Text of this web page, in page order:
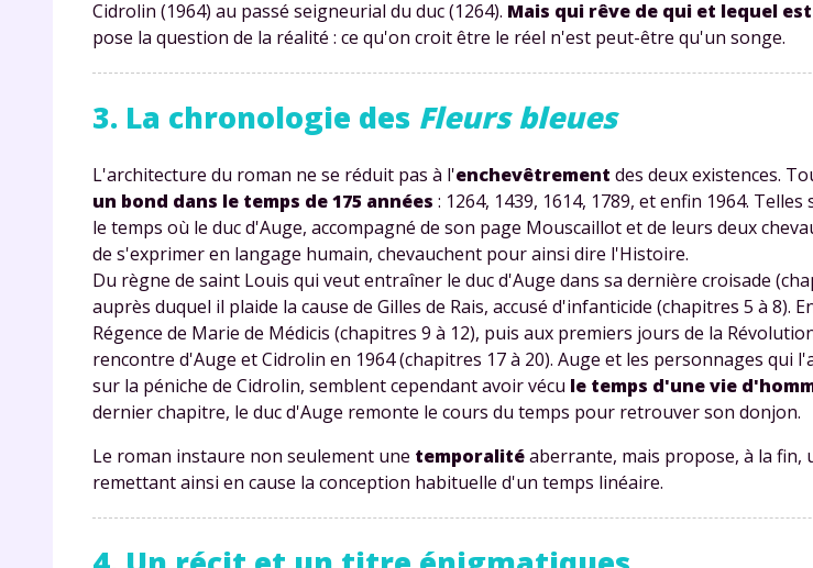
Cidrolin (1964) au passé seigneurial du duc (1264). Mais qui rêve de qui et lequel
pose la question de la réalité : ce qu'on croit être le réel n'est peut-être qu'un songe.
3. La chronologie des Fleurs bleues
L'architecture du roman ne se réduit pas à l'enchevêtrement des deux existences.
un bond dans le temps de 175 années : 1264, 1439, 1614, 1789, et enfin 1964. Telles
le temps où le duc d'Auge, accompagné de son page Mouscaillot et de leurs deux
de s'exprimer en langage humain, chevauchent pour ainsi dire l'Histoire.
Du règne de saint Louis qui veut entraîner le duc d'Auge dans sa dernière croisade
auprès duquel il plaide la cause de Gilles de Rais, accusé d'infanticide (chapitres 5 à 8).
Régence de Marie de Médicis (chapitres 9 à 12), puis aux premiers jours de la
rencontre d'Auge et Cidrolin en 1964 (chapitres 17 à 20). Auge et les personnages qui
sur la péniche de Cidrolin, semblent cependant avoir vécu le temps d'une vie
dernier chapitre, le duc d'Auge remonte le cours du temps pour retrouver son donjon.
Le roman instaure non seulement une temporalitéaberrante, mais propose, à la fin,
remettant ainsi en cause la conception habituelle d'un temps linéaire.